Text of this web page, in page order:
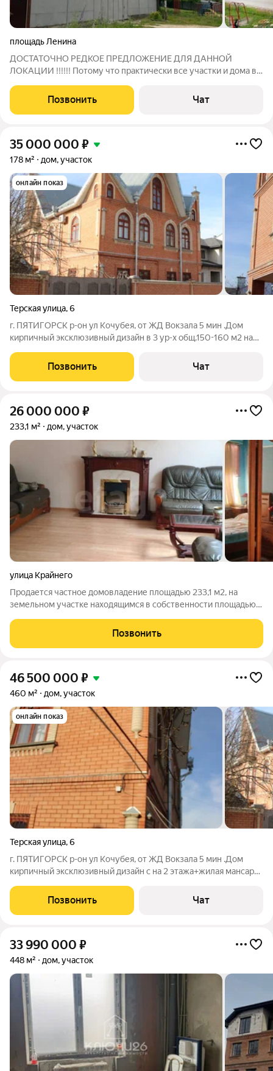
площадь Ленина
ДОСТАТОЧНО РЕДКОЕ ПРЕДЛОЖЕНИЕ ДЛЯ ДАННОЙ
ЛОКАЦИИ !!!!!! Потому что практически все участки и дома в
трёх этажный кирпичный дом общей площадью 324 кв.м
+105,8 кв.м отапливаемая мансарда ,
Позвонить Чат
35 000 000 ₽
178 м² дом, участок
онлайн показ
Терская улица,6
г. ПЯТИГОРСК р-он ул Кочубея, от ЖД Вокзала 5 мин .Дом
кирпичный эксклюзивный дизайн в 3 ур-х общ.150-160 м2 на
квартиры : на 1-м этаже-2 кв и 3 ком. кв , на 2 этаже 2 ком
кв.+студия 46м2+
Позвонить Чат
26 000 000 ₽
233,1 м² дом, участок
улица Крайнего
Продается частное домовладение площадью 233,1 м2, на
земельном участке находящимся в собственности площадью
из двух строений, кирпичный 1927 г., и монолитный 1990 г.
постройки. Количество
Позвонить
46 500 000 ₽
460 м² дом, участок
онлайн показ
Терская улица,6
г. ПЯТИГОРСК р-он ул Кочубея, от ЖД Вокзала 5 мин .Дом
кирпичный эксклюзивный дизайн с на 2 этажа+жилая мансарда
площадь 450 м2 ,земля в собственности! 85% площади с
отделкой и весь готовый
Позвонить Чат
33 990 000 ₽
448 м² дом, участок